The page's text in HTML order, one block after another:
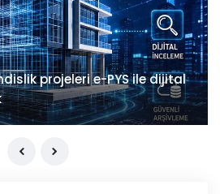
projeleri e-PYS ile dijital